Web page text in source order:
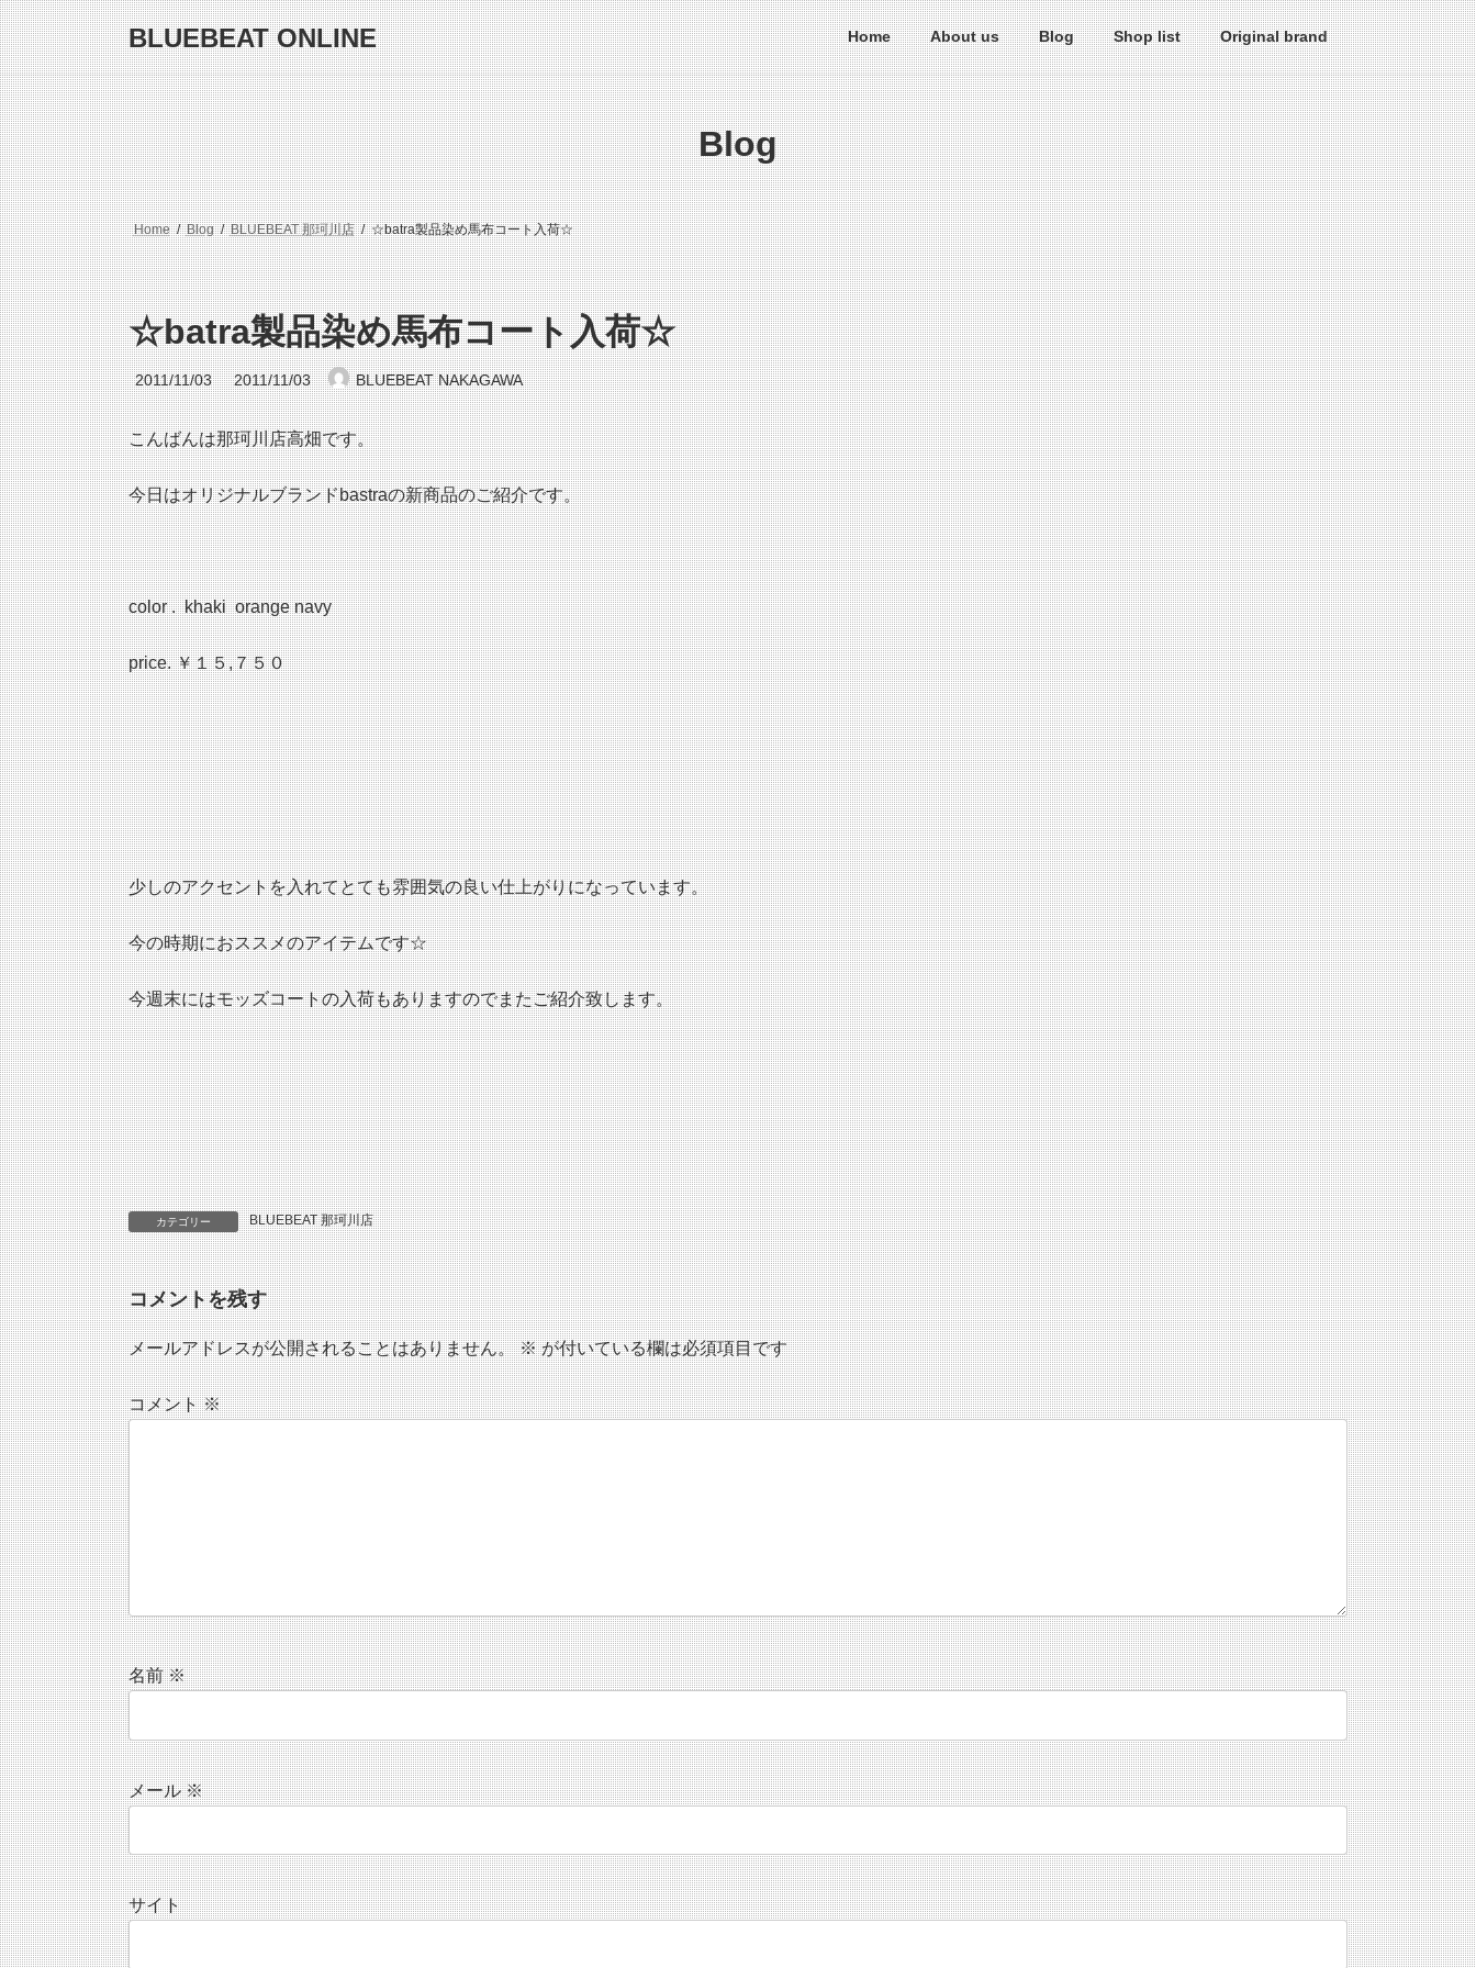
コ
ン
テ
ン
ツ
へ
ス
キ
ッ
プ
ナ
ビ
ゲ
ー
シ
ョ
ン
に
移
動
BLUEBEAT ONLINE Home About us Blog Shop list Original brand
Blog
Home Blog BLUEBEAT 那珂川店 ☆batra製品染め馬布コート入荷☆
☆batra製品染め馬布コート入荷☆
2011/11/03
最
終
更
新
日
時
:
2011/11/03 BLUEBEAT NAKAGAWA
こんばんは那珂川店高畑です。
今日はオリジナルブランドbastraの新商品のご紹介です。
color . khaki orange navy
price. ￥１５,７５０
少しのアクセントを入れてとても雰囲気の良い仕上がりになっています。
今の時期におススメのアイテムです☆
今週末にはモッズコートの入荷もありますのでまたご紹介致します。
カテゴリー BLUEBEAT 那珂川店
コメントを残す
メールアドレスが公開されることはありません。 ※が付いている欄は必須項目です
コメント※
名前※
メール※
サイト